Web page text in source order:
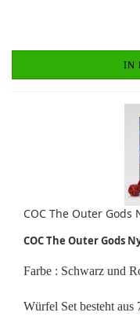
IN
COC The Outer Gods
COC The Outer Gods
Farbe : Schwarz und
Würfel Set besteht aus